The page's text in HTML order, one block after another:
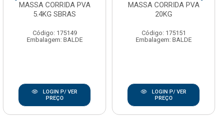
MASSA CORRIDA PVA
5.4KG SBRAS
Código: 175149
Embalagem: BALDE
LOGIN P/ VER
PREÇO
MASSA CORRIDA PVA
20KG
Código: 175151
Embalagem: BALDE
LOGIN P/ VER
PREÇO